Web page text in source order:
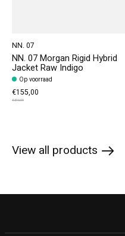
NN. 07
NN. 07 Morgan Rigid Hybrid
Jacket Raw Indigo
Op voorraad
€155,00
€310,00
View all products